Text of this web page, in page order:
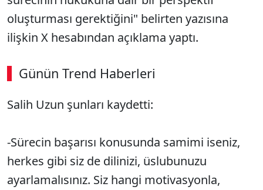
oluşturması gerektiğini" belirten yazısına
ilişkin X hesabından açıklama yaptı.
Günün Trend Haberleri
Salih Uzun şunları kaydetti:
-Sürecin başarısı konusunda samimi iseniz,
herkes gibi siz de dilinizi, üslubunuzu
ayarlamalısınız. Siz hangi motivasyonla,